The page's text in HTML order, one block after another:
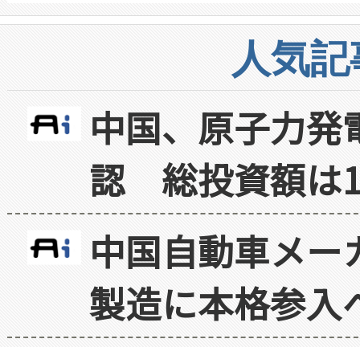
人気
中国、原子力
認 総投資額は
中国自動車メ
製造に本格参入